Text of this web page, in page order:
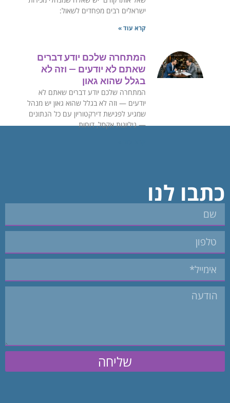
ישראלים רבים מפחדים לשאול:
קרא עוד »
המתחרה שלכם יודע דברים
שאתם לא יודעים — וזה לא
בגלל שהוא גאון
המתחרה שלכם יודע דברים שאתם לא
יודעים — וזה לא בגלל שהוא גאון ‏יש מנהל
שמגיע לפגישת דירקטוריון עם כל הנתונים
— גיליונות אקסל, דוחות
כתבו לנו
שליחה